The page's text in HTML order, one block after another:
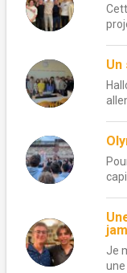
Un
Je
une